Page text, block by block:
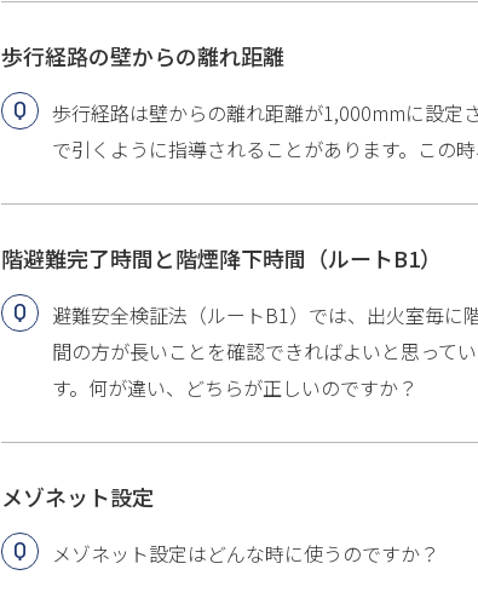
歩行経路の壁からの離れ距離
歩行経路は壁からの離れ距離が1,000mmに設
で引くように指導されることがあります。この
階避難完了時間と階煙降下時間（ルートB1）
避難安全検証法（ルートB1）では、出火室毎
間の方が長いことを確認できればよいと思って
す。何が違い、どちらが正しいのですか？
メゾネット設定
メゾネット設定はどんな時に使うのですか？